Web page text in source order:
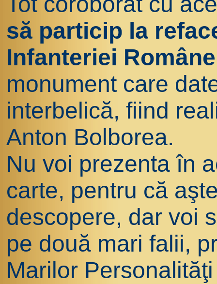
să particip la
Infanteriei
monument care
interbelică, fiind
Anton Bolborea.
Nu voi prezenta în
carte, pentru că
descopere, dar voi
pe două mari falii,
Marilor